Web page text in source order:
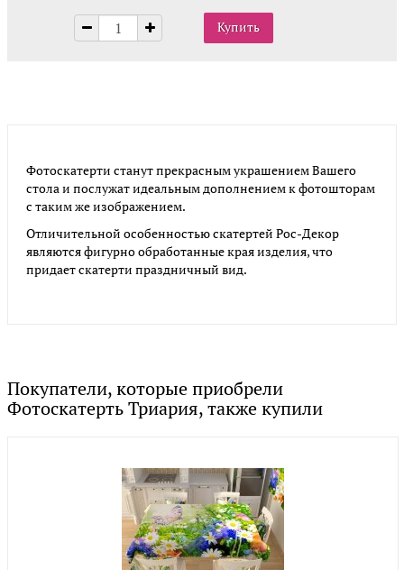
Фотоскатерти станут прекрасным украшением Вашего
стола и послужат идеальным дополнением к фотошторам
с таким же изображением.
Отличительной особенностью скатертей Рос-Декор
являются фигурно обработанные края изделия, что
придает скатерти праздничный вид.
Покупатели, которые приобрели
Фотоскатерть Триария, также купили